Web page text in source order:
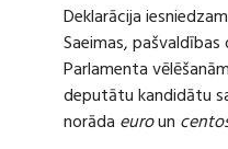
Deklarācija
Saeimas,
Parlamenta
deputātu kandidātu
norāda euroun